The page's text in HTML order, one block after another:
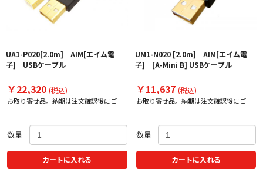
UA1-P020[2.0m] AIM[エイム電
子] USBケーブル
￥22,320 (税込)
お取り寄せ品。納期は注文確認後にご案
数量
カートに入れる
UM1-N020 [2.0m] AIM[エイム電
子] [A-Mini B] USBケーブル
￥11,637 (税込)
お取り寄せ品。納期は注文確認後にご案
数量
カートに入れる